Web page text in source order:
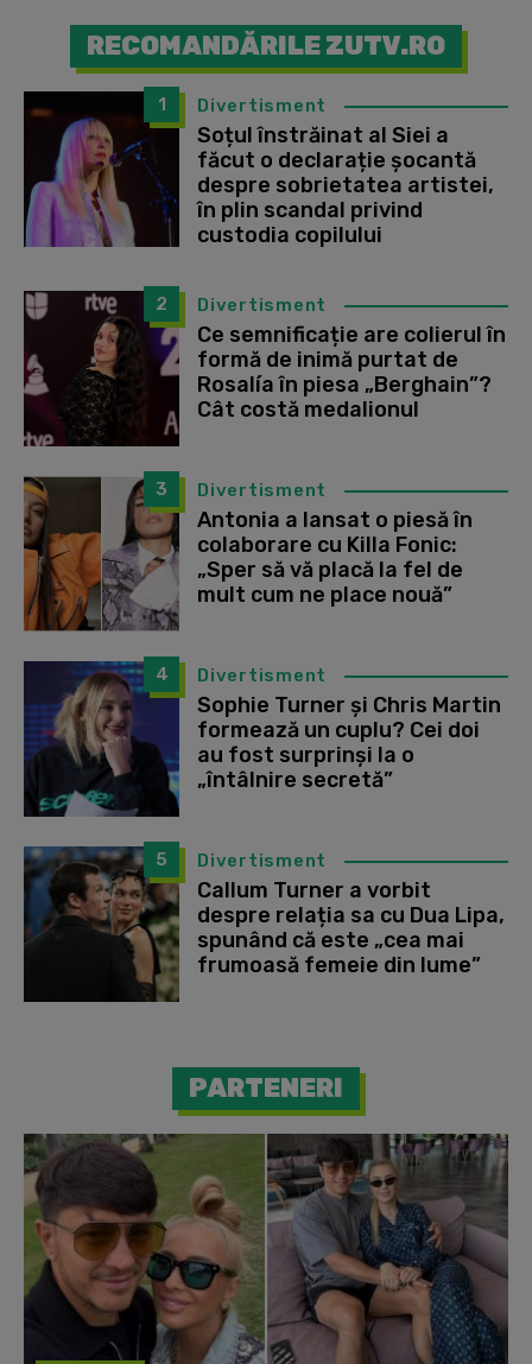
RECOMANDĂRILE ZUTV.RO
1 Divertisment
Soțul înstrăinat al Siei a
făcut o declarație șocantă
despre sobrietatea artistei,
în plin scandal privind
custodia copilului
2 Divertisment
Ce semnificație are colierul în
formă de inimă purtat de
Rosalía în piesa „Berghain”?
Cât costă medalionul
3 Divertisment
Antonia a lansat o piesă în
colaborare cu Killa Fonic:
„Sper să vă placă la fel de
mult cum ne place nouă”
4 Divertisment
Sophie Turner și Chris Martin
formează un cuplu? Cei doi
au fost surprinși la o
„întâlnire secretă”
5 Divertisment
Callum Turner a vorbit
despre relația sa cu Dua Lipa,
spunând că este „cea mai
frumoasă femeie din lume”
PARTENERI